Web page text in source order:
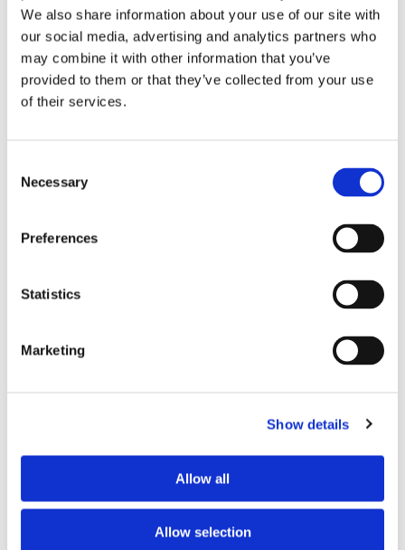
We also share information about your use of our site with
our social media, advertising and analytics partners who
may combine it with other information that you’ve
provided to them or that they’ve collected from your use
of their services.
Selection
Necessary
Preferences
Statistics
Marketing
Show details
Allow all
Allow selection
Tallink lyfter halvåret trots
pressade kostnader
Eckerö tyngs av höga
bränslekostnader men